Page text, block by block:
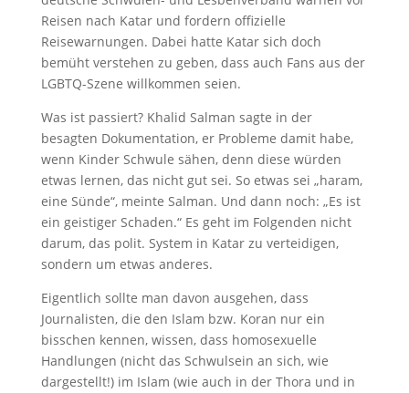
Reisen nach Katar und fordern offizielle
Reisewarnungen. Dabei hatte Katar sich doch
bemüht verstehen zu geben, dass auch Fans aus der
LGBTQ-Szene willkommen seien.
Was ist passiert? Khalid Salman sagte in der
besagten Dokumentation, er Probleme damit habe,
wenn Kinder Schwule sähen, denn diese würden
etwas lernen, das nicht gut sei. So etwas sei „haram,
eine Sünde“, meinte Salman. Und dann noch: „Es ist
ein geistiger Schaden.“ Es geht im Folgenden nicht
darum, das polit. System in Katar zu verteidigen,
sondern um etwas anderes.
Eigentlich sollte man davon ausgehen, dass
Journalisten, die den Islam bzw. Koran nur ein
bisschen kennen, wissen, dass homosexuelle
Handlungen (nicht das Schwulsein an sich, wie
dargestellt!) im Islam (wie auch in der Thora und in